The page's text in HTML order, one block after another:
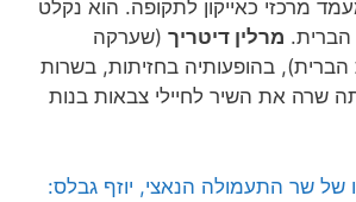
מרכזי כאייקון לתקופה. הוא נקלט
מרלין דיטריך (שערקה
הברית), בהופעותיה בחזיתות, בשרות
שרה את השיר לחיילי צבאות בנות
שר התעמולה הנאצי, יוזף גבלס: